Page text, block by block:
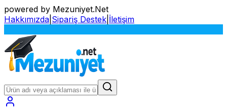
powered by Mezuniyet.Net
Hakkımızda Sipariş Destek İletişim